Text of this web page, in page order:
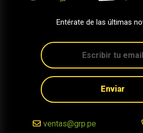
Entérate de las últimas
Enviar
ventas@grp.pe